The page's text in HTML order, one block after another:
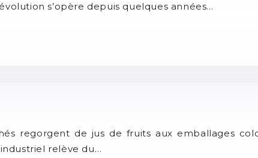
s’opère depuis quelques années…
regorgent de jus de fruits aux emballages
relève du…